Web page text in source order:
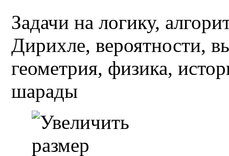
Задачи на логику,
Дирихле, вероятности,
геометрия, физика,
шарады